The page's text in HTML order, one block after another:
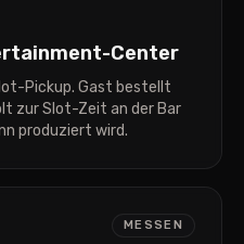
Center
Pickup. Gast bestellt
zur Slot-Zeit an der Bar
produziert wird.
MESSEN